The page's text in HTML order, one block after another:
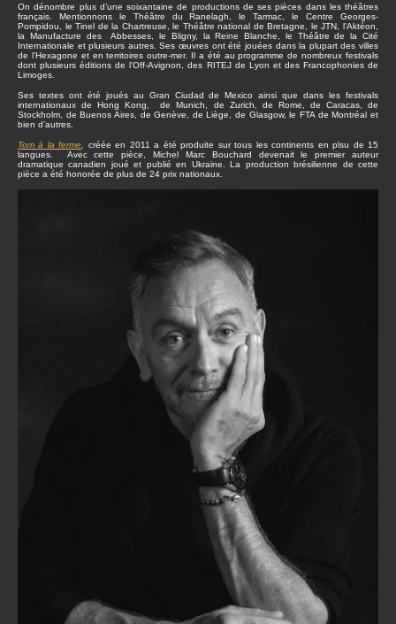
On dénombre plus d’une soixantaine de productions de ses pièces dans les théâtres
français. Mentionnons le Théâtre du Ranelagh, le Tarmac, le Centre Georges-
Pompidou, le Tinel de la Chartreuse, le Théâtre national de Bretagne, le JTN, l’Aktéon,
la Manufacture des Abbesses, le Bligny, la Reine Blanche, le Théâtre de la Cité
Internationale et plusieurs autres. Ses œuvres ont été jouées dans la plupart des villes
de l’Hexagone et en territoires outre-mer. Il a été au programme de nombreux festivals
dont plusieurs éditions de l’Off-Avignon, des RITEJ de Lyon et des Francophonies de
Limoges.
Ses textes ont été joués au Gran Ciudad de Mexico ainsi que dans les festivals
internationaux de Hong Kong, de Munich, de Zurich, de Rome, de Caracas, de
Stockholm, de Buenos Aires, de Genève, de Liège, de Glasgow, le FTA de Montréal et
bien d’autres.
Tom à la ferme
créée en 2011 a été produite sur tous les continents en plsu de 15
langues. Avec cette pièce, Michel Marc Bouchard devenait le premier auteur
dramatique canadien joué et publié en Ukraine. La production brésilienne de cette
pièce a été honorée de plus de 24 prix nationaux.